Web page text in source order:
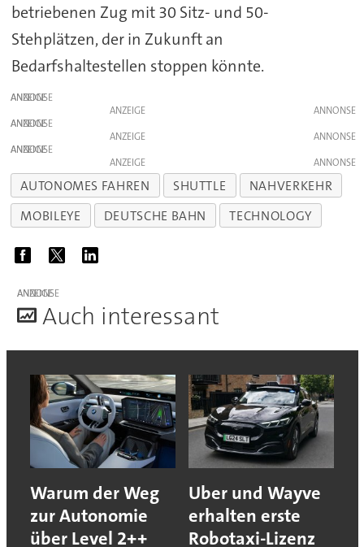
betriebenen Zug mit 30 Sitz- und 50-
Stehplätzen, der in Zukunft an
Bedarfshaltestellen stoppen könnte.
ANZEIGE
ANZEIGE
ANZEIGE
ANZEIGE
ANZEIGE
ANZEIGE
AUTONOMES FAHREN SHUTTLE
NAHVERKEHR
MOBILEYE
DEUTSCHE BAHN TECHNOLOGY
ANZEIGE
Auch interessant
Warum der Weg
zur Autonomie
über Level 2++
Uber und Wayve
erhalten erste
Robotaxi-Lizenz